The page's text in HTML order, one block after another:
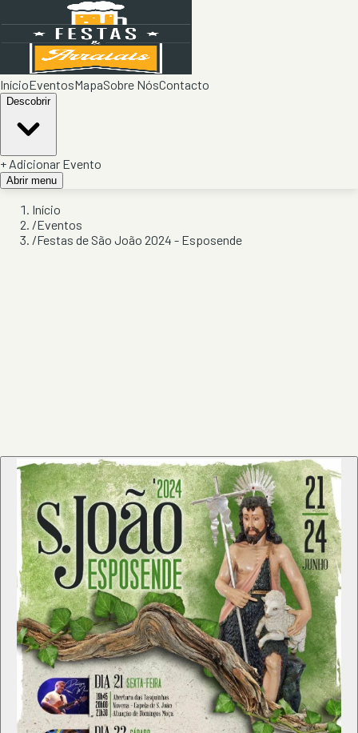
InícioEventosMapaSobre NósContacto
Descobrir
+ Adicionar Evento
Abrir menu
Início
/Eventos
/Festas de São João 2024 - Esposende